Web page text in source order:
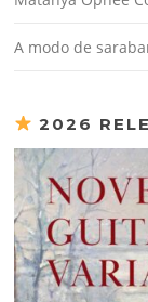
A modo de
2026